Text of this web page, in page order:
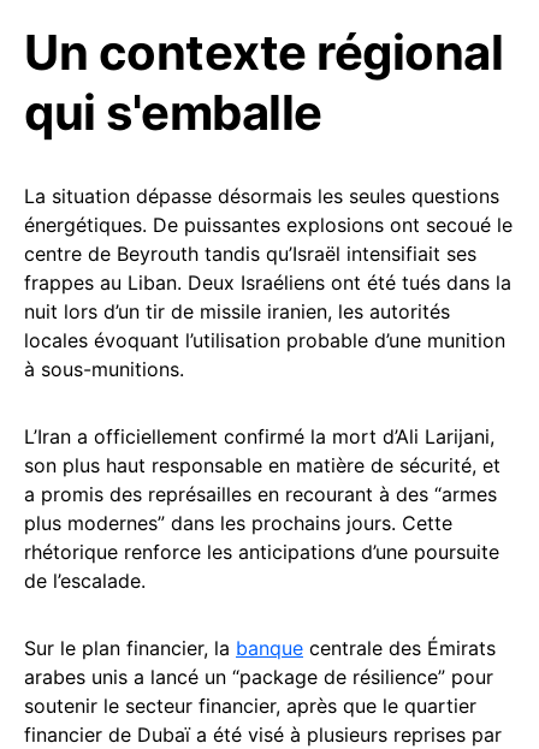
Un contexte régional
qui s'emballe
La situation dépasse désormais les seules questions
énergétiques. De puissantes explosions ont secoué le
centre de Beyrouth tandis qu’Israël intensifiait ses
frappes au Liban. Deux Israéliens ont été tués dans la
nuit lors d’un tir de missile iranien, les autorités
locales évoquant l’utilisation probable d’une munition
à sous-munitions.
L’Iran a officiellement confirmé la mort d’Ali Larijani,
son plus haut responsable en matière de sécurité, et
a promis des représailles en recourant à des “armes
plus modernes” dans les prochains jours. Cette
rhétorique renforce les anticipations d’une poursuite
de l’escalade.
Sur le plan financier, la banque centrale des Émirats
arabes unis a lancé un “package de résilience” pour
soutenir le secteur financier, après que le quartier
financier de Dubaï a été visé à plusieurs reprises par